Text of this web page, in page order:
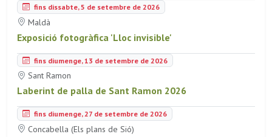
fins dissabte, 5 de setembre de 2026
Maldà
Exposició fotogràfica 'Lloc invisible'
fins diumenge, 13 de setembre de 2026
Sant Ramon
Laberint de palla de Sant Ramon 2026
fins diumenge, 27 de setembre de 2026
Concabella (Els plans de Sió)